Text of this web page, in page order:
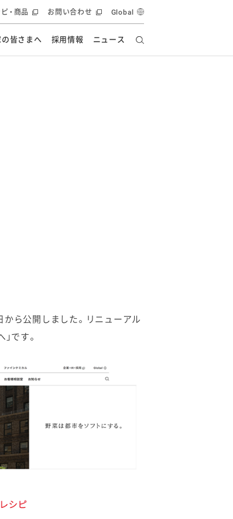
施設）
の皆さまへ 採用情報 ニュース
ピ・商品 お問い合わせ Global
ら公開しました。リニューアル
です。